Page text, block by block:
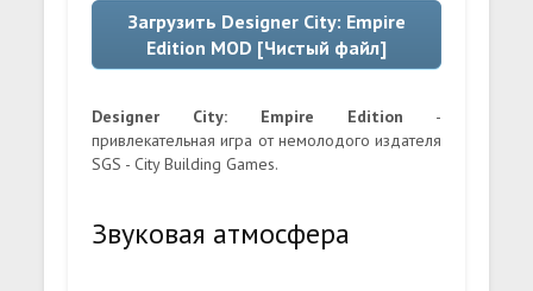
Загрузить Designer City: Empire
Edition MOD [Чистый файл]
Designer City: Empire Edition -
привлекательная игра от немолодого издателя
SGS - City Building Games.
Звуковая атмосфера